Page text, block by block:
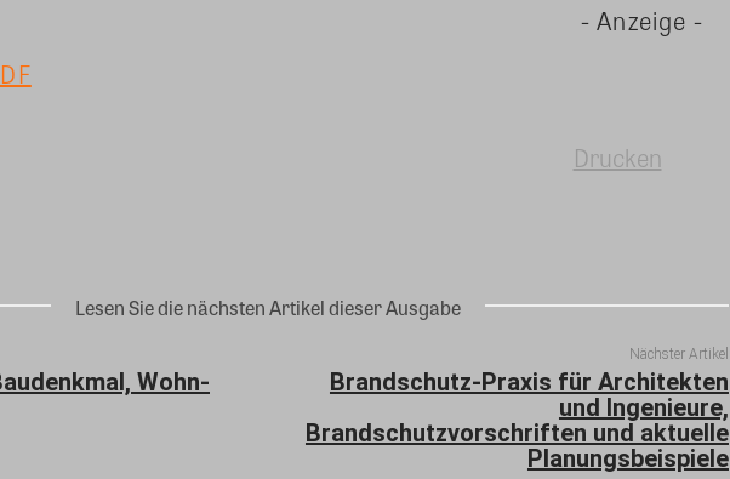
- Anzeige -
Drucken
Lesen Sie die nächsten Artikel dieser Ausgabe
Wohn-
Nächster Artikel
Brandschutz-Praxis für Architekten
und Ingenieure,
Brandschutzvorschriften und aktuelle
Planungsbeispiele